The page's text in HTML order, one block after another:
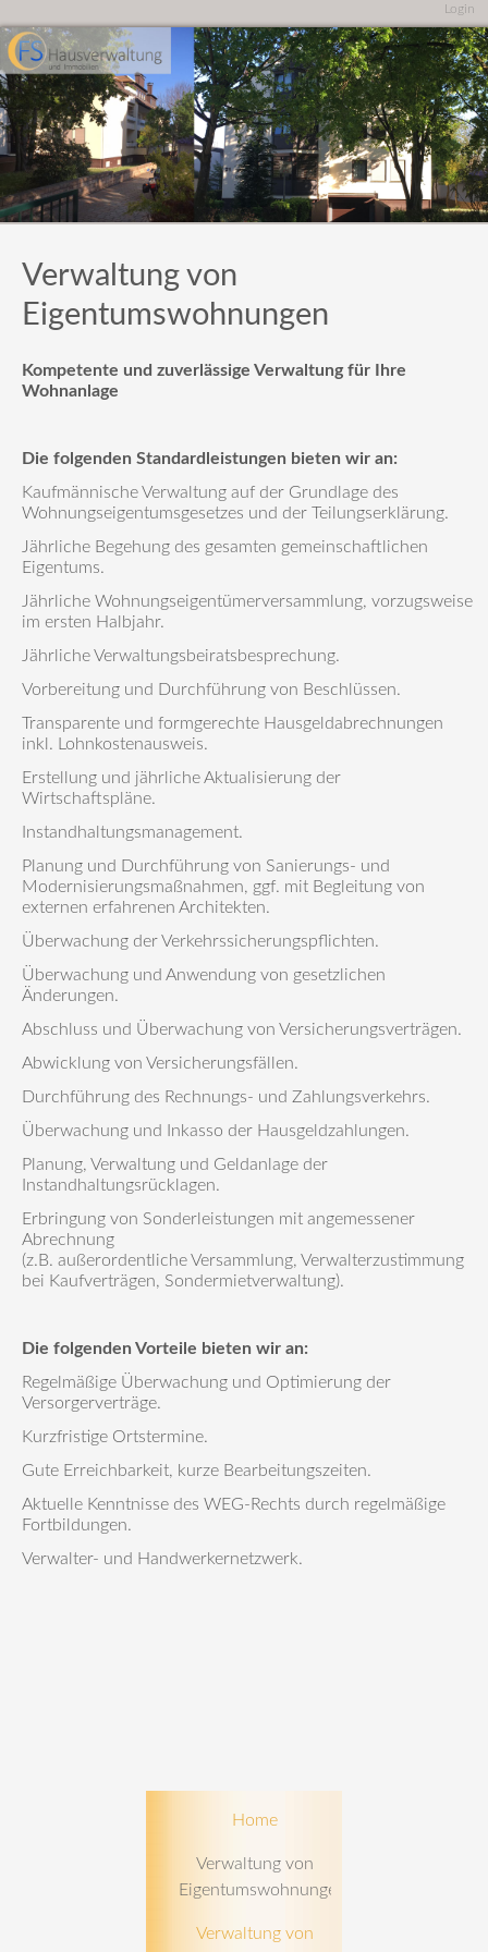
Login
Verwaltung von
Eigentumswohnungen
Kompetente und zuverlässige Verwaltung für Ihre
Wohnanlage
Die folgenden Standardleistungen bieten wir an:
Kaufmännische Verwaltung auf der Grundlage des
Wohnungseigentumsgesetzes und der Teilungserklärung.
Jährliche Begehung des gesamten gemeinschaftlichen
Eigentums.
Jährliche Wohnungseigentümerversammlung, vorzugsweise
im ersten Halbjahr.
Jährliche Verwaltungsbeiratsbesprechung.
Vorbereitung und Durchführung von Beschlüssen.
Transparente und formgerechte Hausgeldabrechnungen
inkl. Lohnkostenausweis.
Erstellung und jährliche Aktualisierung der
Wirtschaftspläne.
Instandhaltungsmanagement.
Planung und Durchführung von Sanierungs- und
Modernisierungsmaßnahmen, ggf. mit Begleitung von
externen erfahrenen Architekten.
Überwachung der Verkehrssicherungspflichten.
Überwachung und Anwendung von gesetzlichen
Änderungen.
Abschluss und Überwachung von Versicherungsverträgen.
Abwicklung von Versicherungsfällen.
Durchführung des Rechnungs- und Zahlungsverkehrs.
Überwachung und Inkasso der Hausgeldzahlungen.
Planung, Verwaltung und Geldanlage der
Instandhaltungsrücklagen.
Erbringung von Sonderleistungen mit angemessener
Abrechnung
(z.B. außerordentliche Versammlung, Verwalterzustimmung
bei Kaufverträgen, Sondermietverwaltung).
Die folgenden Vorteile bieten wir an:
Regelmäßige Überwachung und Optimierung der
Versorgerverträge.
Kurzfristige Ortstermine.
Gute Erreichbarkeit, kurze Bearbeitungszeiten.
Aktuelle Kenntnisse des WEG-Rechts durch regelmäßige
Fortbildungen.
Verwalter- und Handwerkernetzwerk.
Home
Verwaltung von
Eigentumswohnungen
Verwaltung von